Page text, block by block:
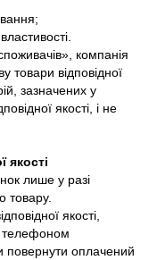
компанія
товари відповідної
зазначених у
якості, і не
якості
лише у разі
товару.
якості,
телефоном
повернути оплачений